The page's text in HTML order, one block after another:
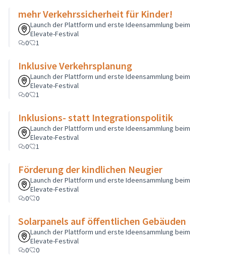
mehr Verkehrssicherheit für Kinder!
Launch der Plattform und erste Ideensammlung beim
Elevate-Festival
0
1
Inklusive Verkehrsplanung
Launch der Plattform und erste Ideensammlung beim
Elevate-Festival
0
1
Inklusions- statt Integrationspolitik
Launch der Plattform und erste Ideensammlung beim
Elevate-Festival
0
1
Förderung der kindlichen Neugier
Launch der Plattform und erste Ideensammlung beim
Elevate-Festival
0
0
Solarpanels auf öffentlichen Gebäuden
Launch der Plattform und erste Ideensammlung beim
Elevate-Festival
0
0